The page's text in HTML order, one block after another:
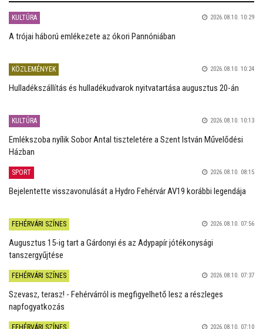
KULTÚRA 2026.08.10. 10:29
A trójai háború emlékezete az ókori Pannóniában
KÖZLEMÉNYEK 2026.08.10. 10:24
Hulladékszállítás és hulladékudvarok nyitvatartása augusztus 20-án
KULTÚRA 2026.08.10. 10:13
Emlékszoba nyílik Sobor Antal tiszteletére a Szent István Művelődési
Házban
SPORT 2026.08.10. 08:15
Bejelentette visszavonulását a Hydro Fehérvár AV19 korábbi legendája
FEHÉRVÁRI SZÍNES 2026.08.10. 07:56
Augusztus 15-ig tart a Gárdonyi és az Adypapír jótékonysági
tanszergyűjtése
FEHÉRVÁRI SZÍNES 2026.08.10. 07:37
Szevasz, terasz! - Fehérvárról is megfigyelhető lesz a részleges
napfogyatkozás
2026.08.10. 07:10